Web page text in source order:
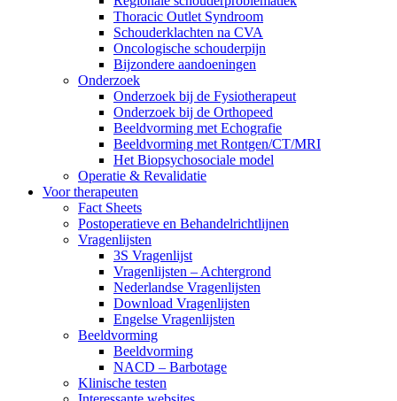
Thoracic Outlet Syndroom
Schouderklachten na CVA
Oncologische schouderpijn
Bijzondere aandoeningen
Onderzoek
Onderzoek bij de Fysiotherapeut
Onderzoek bij de Orthopeed
Beeldvorming met Echografie
Beeldvorming met Rontgen/CT/MRI
Het Biopsychosociale model
Operatie & Revalidatie
Voor therapeuten
Fact Sheets
Postoperatieve en Behandelrichtlijnen
Vragenlijsten
3S Vragenlijst
Vragenlijsten – Achtergrond
Nederlandse Vragenlijsten
Download Vragenlijsten
Engelse Vragenlijsten
Beeldvorming
Beeldvorming
NACD – Barbotage
Klinische testen